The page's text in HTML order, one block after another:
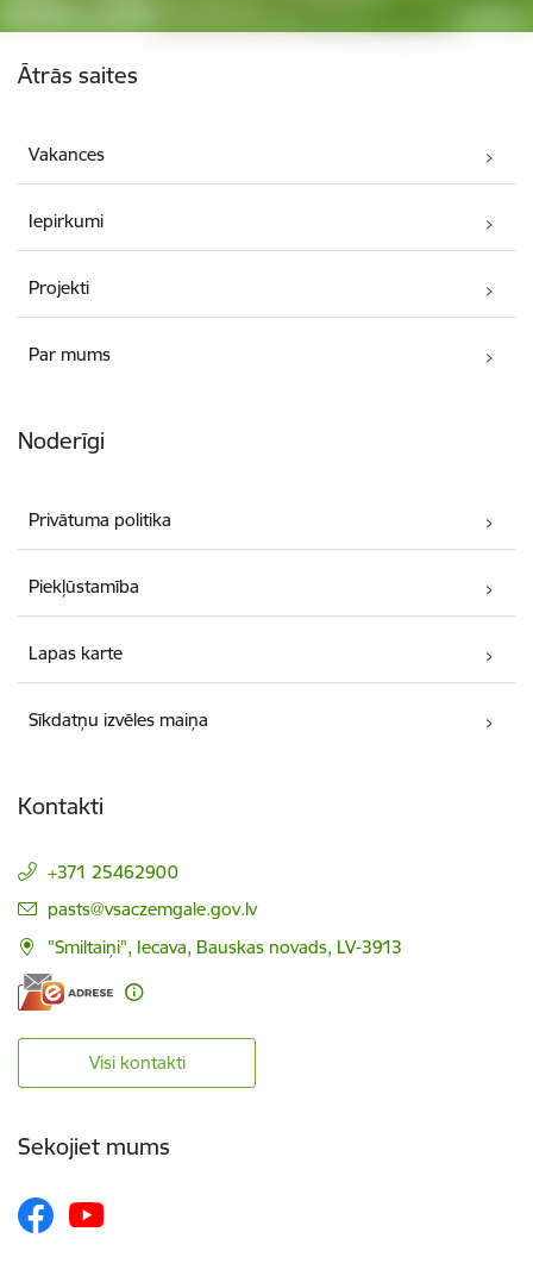
Ātrās saites
Vakances
Iepirkumi
Projekti
Par mums
Noderīgi
Privātuma politika
Piekļūstamība
Lapas karte
Sīkdatņu izvēles maiņa
Kontakti
+371 25462900
E-pasts:
pasts@vsaczemgale.gov.lv
"Smiltaiņi", Iecava, Bauskas novads, LV-3913
Visi kontakti
Sekojiet mums